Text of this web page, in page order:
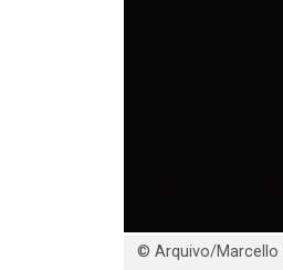
© Arquivo/Marcello